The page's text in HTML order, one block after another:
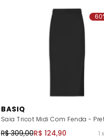
BASIQ
Saia Tricot Midi Com Fenda -
R$ 309,00R$ 124,90 1